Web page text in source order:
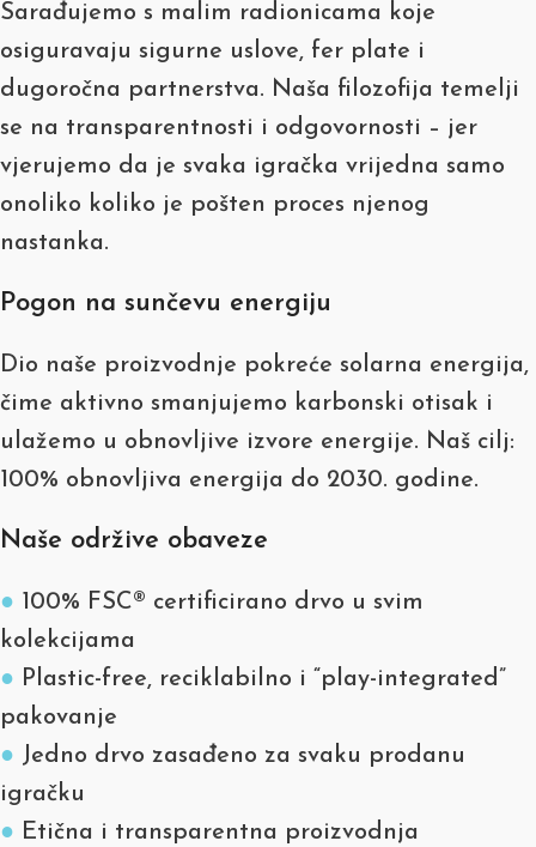
Sarađujemo s malim radionicama koje
osiguravaju sigurne uslove, fer plate i
dugoročna partnerstva. Naša filozofija temelji
se na transparentnosti i odgovornosti – jer
vjerujemo da je svaka igračka vrijedna samo
onoliko koliko je pošten proces njenog
nastanka.
Pogon na sunčevu energiju
Dio naše proizvodnje pokreće solarna energija,
čime aktivno smanjujemo karbonski otisak i
ulažemo u obnovljive izvore energije. Naš cilj:
100% obnovljiva energija do 2030. godine.
Naše održive obaveze
● 100% FSC® certificirano drvo u svim
kolekcijama
● Plastic-free, reciklabilno i “play-integrated”
pakovanje
● Jedno drvo zasađeno za svaku prodanu
igračku
● Etična i transparentna proizvodnja